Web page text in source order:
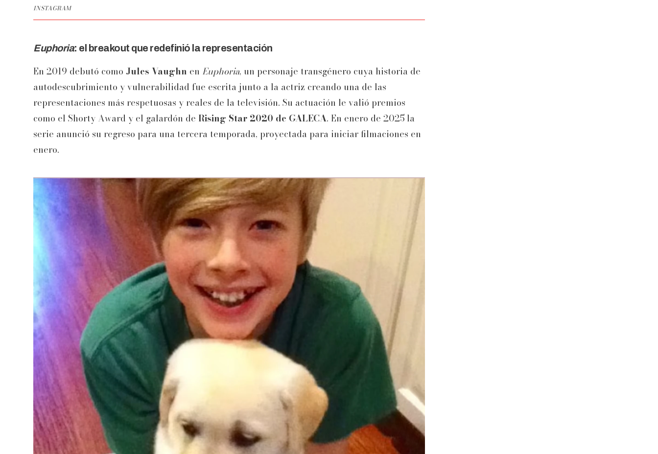
INSTAGRAM
Euphoria: el breakout que redefinió la representación
En 2019 debutó como Jules Vaughn en Euphoria, un personaje transgénero cuya historia de
autodescubrimiento y vulnerabilidad fue escrita junto a la actriz creando una de las
representaciones más respetuosas y reales de la televisión. Su actuación le valió premios
como el Shorty Award y el galardón de Rising Star 2020 de GALECA. En enero de 2025 la
serie anunció su regreso para una tercera temporada, proyectada para iniciar filmaciones en
enero.